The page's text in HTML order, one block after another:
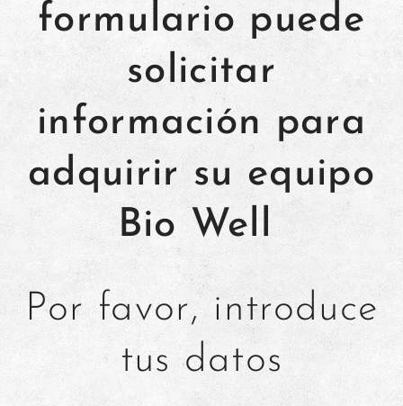
formulario puede
solicitar
información para
adquirir su equipo
Bio Well
Por favor, introduce
tus datos